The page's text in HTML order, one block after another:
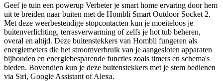
Geef je tuin een powerup Verbeter je smart home ervaring door hem
uit te breiden naar buiten met de Hombli Smart Outdoor Socket 2.
Met deze weerbestendige stopcontacten kun je moeiteloos je
buitenverlichting, terrasverwarming of zelfs je hot tub beheren,
overal en altijd. Deze buitenstekkers van Hombli fungeren als
energiemeters die het stroomverbruik van je aangesloten apparaten
bijhouden en energiebesparende functies zoals timers en schema's
bieden. Bovendien kun je deze buitenstekkers met je stem bedienen
via Siri, Google Assistant of Alexa.